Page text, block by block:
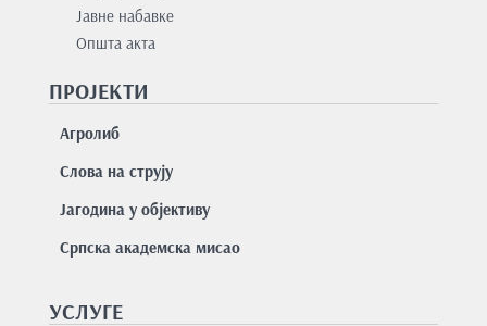
Јавне набавке
Општа акта
ПРОЈЕКТИ
Агролиб
Слова на струју
Јагодина у објективу
Српска академска мисао
УСЛУГЕ